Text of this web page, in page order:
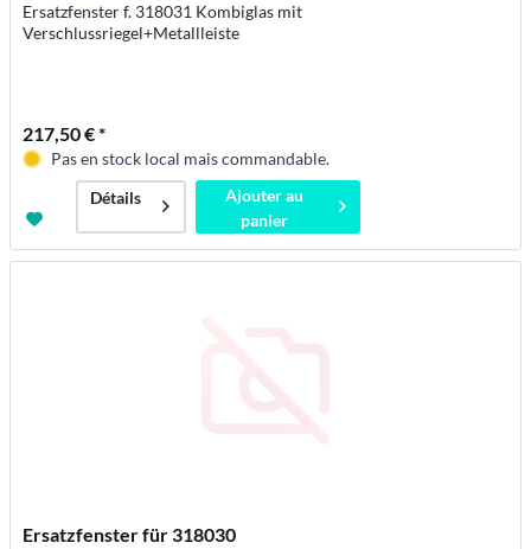
Ersatzfenster f. 318031 Kombiglas mit
Verschlussriegel+Metallleiste
217,50 € *
Pas en stock local mais commandable.
Détails
Ajouter au
panier
Ersatzfenster für 318030